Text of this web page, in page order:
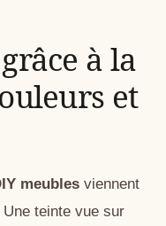
à la
et
meubles viennent
teinte vue sur